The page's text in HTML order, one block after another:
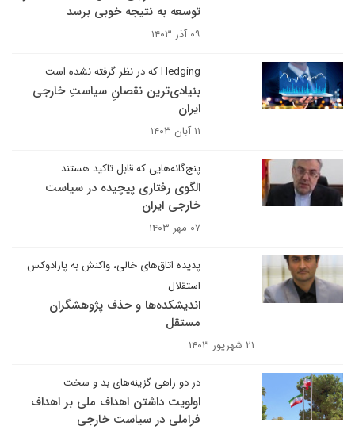
توسعه به نتیجه خوبی برسد
۰۹ آذر ۱۴۰۳
Hedging که در نظر گرفته نشده است
بنیادی‌ترین نقصانِ سیاستِ خارجی
ایران
۱۱ آبان ۱۴۰۳
پنج‌گانه‌هایی که قابل تاکید هستند
الگوی رفتاری پیچیده در سیاست
خارجی ایران
۰۷ مهر ۱۴۰۳
پدیده اتاق‌های خالی، واکنش به پارادوکس
استقلال
اندیشکده‌ها و حذف پژوهشگران
مستقل
۲۱ شهریور ۱۴۰۳
در دو راهی گزینه‌های بد و سخت
اولویت داشتن اهداف ملی بر اهداف
فراملی در سیاست خارجی